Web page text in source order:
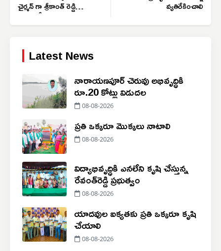
చైర్మన్ గా శ్రీకాంత్ రెడ్డి
ప్రమాణ స్వీకారం
వ్యతిరేకించాలి
Latest News
నారాయణపూర్ చెరువు అభివృద్ధికి
రూ.20 కోట్లు విడుదల
08-08-2026
ప్రతి ఒక్కరూ మొక్కలు నాటాలి
08-08-2026
విద్యాభివృద్ధికి ఎనలేని కృషి చేస్తున్న
రేవంత్‌రెడ్డి ప్రభుత్వం
08-08-2026
యాదవుల ఐక్యతకు ప్రతి ఒక్కరూ కృషి
చేయాలి
08-08-2026